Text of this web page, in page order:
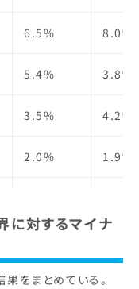
1.4% 1.0%
3.9% 6.2%
2.5% 5.2%
1.3% 1.0%
5.2% 5.1%
13.2%
4.0% 4.5%
11.5%
6.2%
6.5% 8.0%
5.4% 3.8%
3.5% 4.2%
2.0% 1.9%
1.7% 2.8%
に対するマイナ
をまとめている。